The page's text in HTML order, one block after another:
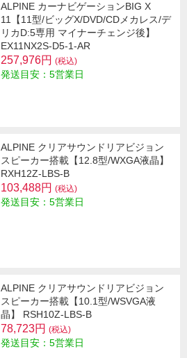
ALPINE カーナビゲーションBIG X
11【11型/ビッグX/DVD/CDメカレス/デ
リカD:5専用 マイナーチェンジ後】
EX11NX2S-D5-1-AR
257,976円 (税込)
発送目安：5営業日
ALPINE クリアサウンドリアビジョン
スピーカー搭載【12.8型/WXGA液晶】
RXH12Z-LBS-B
103,488円 (税込)
発送目安：5営業日
ALPINE クリアサウンドリアビジョン
スピーカー搭載【10.1型/WSVGA液
晶】 RSH10Z-LBS-B
78,723円 (税込)
発送目安：5営業日